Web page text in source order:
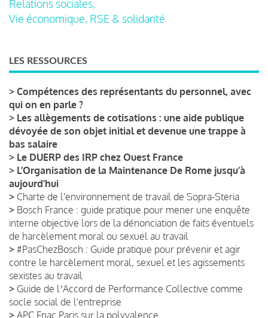
Relations sociales,
Vie économique, RSE & solidarité
LES RESSOURCES
> Compétences des représentants du personnel, avec
qui on en parle ?
> Les allègements de cotisations : une aide publique
dévoyée de son objet initial et devenue une trappe à
bas salaire
> Le DUERP des IRP chez Ouest France
> L’Organisation de la Maintenance De Rome jusqu’à
aujourd’hui
> Charte de l'environnement de travail de Sopra-Steria
> Bosch France : guide pratique pour mener une enquête
interne objective lors de la dénonciation de faits éventuels
de harcèlement moral ou sexuel au travail
> #PasChezBosch : Guide pratique pour prévenir et agir
contre le harcèlement moral, sexuel et les agissements
sexistes au travail
> Guide de lʼAccord de Performance Collective comme
socle social de l'entreprise
> APC Fnac Paris sur la polyvalence